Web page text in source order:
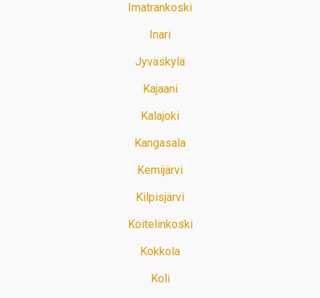
Imatrankoski
Inari
Jyväskylä
Kajaani
Kalajoki
Kangasala
Kemijärvi
Kilpisjärvi
Koitelinkoski
Kokkola
Koli